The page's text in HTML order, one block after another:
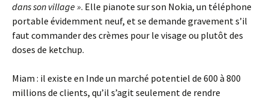
dans son village ». Elle pianote sur son Nokia, un téléphone
portable évidemment neuf, et se demande gravement s’il
faut commander des crèmes pour le visage ou plutôt des
doses de ketchup.
Miam : il existe en Inde un marché potentiel de 600 à 800
millions de clients, qu’il s’agit seulement de rendre